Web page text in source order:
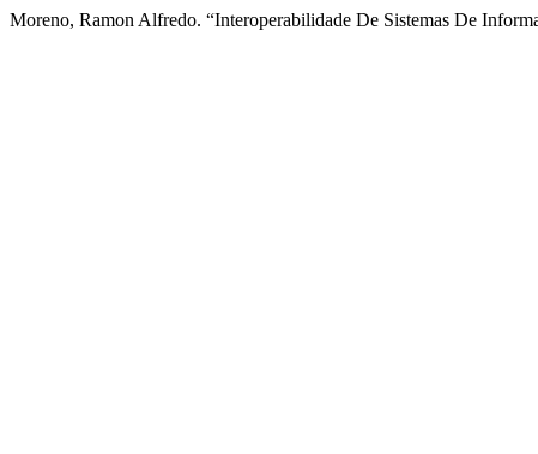
Moreno, Ramon Alfredo. “Interoperabilidade De Sistemas De